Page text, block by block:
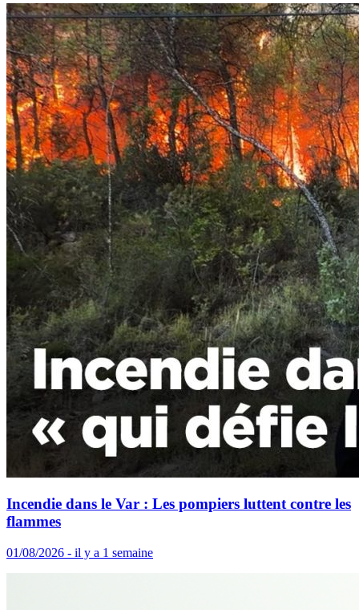
Incendie dans le Var : Les pompiers luttent contre les
flammes
01/08/2026 - il y a 1 semaine